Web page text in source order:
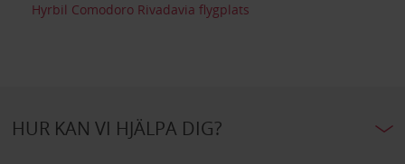
Hyrbil Comodoro Rivadavia flygplats
HUR KAN VI HJÄLPA DIG?